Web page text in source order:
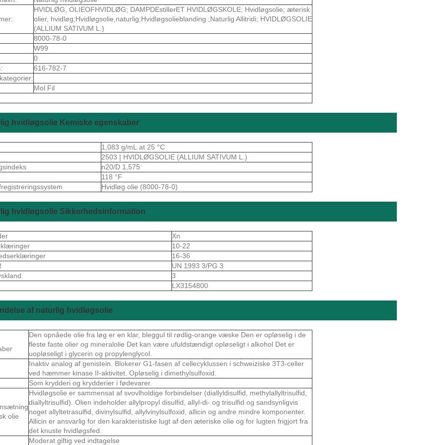
HVIDLØG, OLIEOFHVIDLØG; DAMPDEstillerET HVIDLØGSKOLE; Hvidløgsolie; æterisk
olier, hvidløg;Hvidløgsolie,naturlig;Hvidløgsolieblanding ;Naturlig Allitridi; HVIDLØGSOLIE
(ALLIUM SATIVUM L.)
8000-78-0
W99
0
616-782-7
Mol Fil
hvidløgsolie Kemiske egenskaber
1,083 g/mL at 25 °C
2503 | HVIDLØGSOLIE (ALLIUM SATIVUM L.)
n20/D 1,575
118 °F
Hvidløg olie (8000-78-0)
hvidløgsolie Sikkerhedsinformation
Xn
10-22
16-36
UN 1993 3/PG 3
3
LX3154800
af naturlig hvidløgsolie
Den opnåede olie fra løg er en klar, bleggul til rødlig-orange væske Den er opløselig i de
fleste faste olier og mineralolie Det kan være ufuldstændigt opløseligt i alkohol Det er
uopløseligt i glycerin og propylenglycol.
Inaktiv analog af genistein. Blokerer G1-fasen af cellecyklussen i schweiziske 3T3-celler
ved hæmmer kinase II-aktivitet. Opløselig i dimethylsulfoxid.
Som krydderi og krydderier i fødevarer.
olie
Hvidløgsolie er sammensat af svovlholdige forbindelser (diallyldisulfid, methylallyltrisulfid,
diallyltrisulfid). Olien indeholder allylpropyl disulfid, allyl-di- og trisulfid og sandsynligvis
noget allyltetrasulfid, divinylsulfid, allylvinylsulfoxid, allicin og andre mindre komponenter.
Allicin er ansvarlig for den karakteristiske lugt af den æteriske olie og for lugten frigjort fra
det knuste hvidløgsfed.
Moderat giftig ved indtagelse